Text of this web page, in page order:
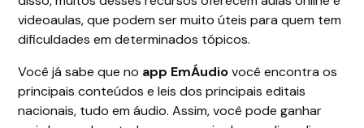
videoaulas, que podem ser muito úteis para quem tem
dificuldades em determinados tópicos.
Você já sabe que no app EmÁudiovocê encontra os
principais conteúdos e leis dos principais editais
nacionais, tudo em áudio. Assim, você pode ganhar